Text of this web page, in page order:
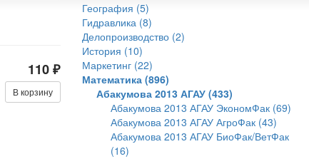
110 ₽
В корзину
География (5)
Гидравлика (8)
Делопроизводство (2)
История (10)
Маркетинг (22)
Математика (896)
Абакумова 2013 АГАУ (433)
Абакумова 2013 АГАУ ЭкономФак (69)
Абакумова 2013 АГАУ АгроФак (43)
Абакумова 2013 АГАУ БиоФак/ВетФак
(16)